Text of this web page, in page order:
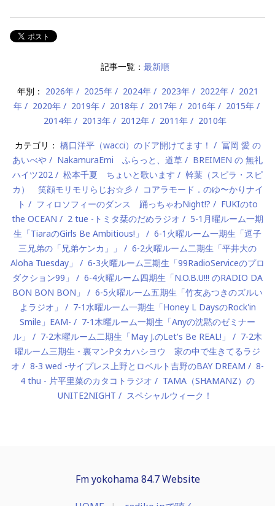
記事一覧： 最新順
年別： 2026年 2025年 2024年 2023年 2022年
2021
年
2020年 2019年 2018年 2017年 2016年
2015年
2014年
2013年 2012年 2011年 2010年
カテゴリ： 橋口洋平（wacci）のドア開けてます！
冨岡 愛 の
あいべや
NakamuraEmi ふらっと、道草
BREIMEN の 無礼
ハイツ202
松本千夏 ちょいと歌います
幹葉（スピラ・スピ
カ） 笑顔モリモリらじお☆彡
コアラモード．のゆ〜かりナイ
ト
フィロソフィーのダンス 踊っちゃわNight!?
FUKIのto
the OCEAN
2 tue -トミタ栞のだめラジオ
5-1月曜ルーム一期
生「TiaraのGirls Be Ambitious!」
6-1火曜ルーム一期生「逗子
三兄弟の「兄弟ケンカ」」
6-2火曜ルーム二期生「平井大の
Aloha Tuesday」
6-3火曜ルーム三期生「99RadioServiceのプロ
ダクション99」
6-4火曜ルーム四期生「N.O.B.U!!! のRADIO DA
BON BON BON」
6-5火曜ルーム五期生「竹友あつきのズルい
よラジオ」
7-1水曜ルーム一期生「Honey L DaysのRock'in
Smile」EAM-
7-1木曜ルーム一期生「Anyの沈黙のゼミナー
ル」
7-2木曜ルーム二期生「May J.のLet's Be REAL!」
7-2木
曜ルーム三期生 - 裏マンPタカハシヨウ 家の中で生きてるラジ
オ
8-3 wed -サイプレス上野とロベルト吉野のBAY DREAM
8-
4 thu - 片平里菜のカタコトラジオ
TAMA（SHAMANZ）の
UNITE2NIGHT
スペシャルウィーク！
Fm yokohama 84.7 Website